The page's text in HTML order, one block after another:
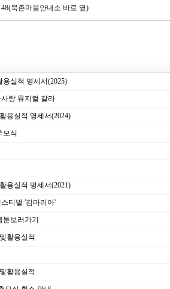
북촌마을안내소 바로 옆)
실적 명세서(2025)
랑 뮤지컬 갈라
용실적 명세서(2024)
모식
용실적 명세서(2021)
티벌 '김마리아'
보러가기
활용실적
활용실적